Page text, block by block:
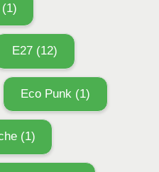
E27(12)
Eco Punk(1)
(1)